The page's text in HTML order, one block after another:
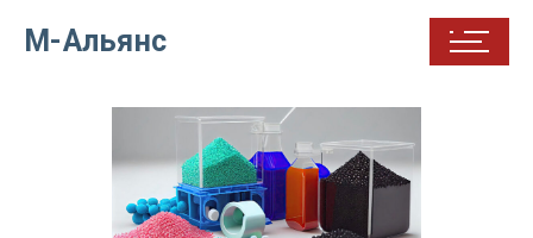
М-Альянс